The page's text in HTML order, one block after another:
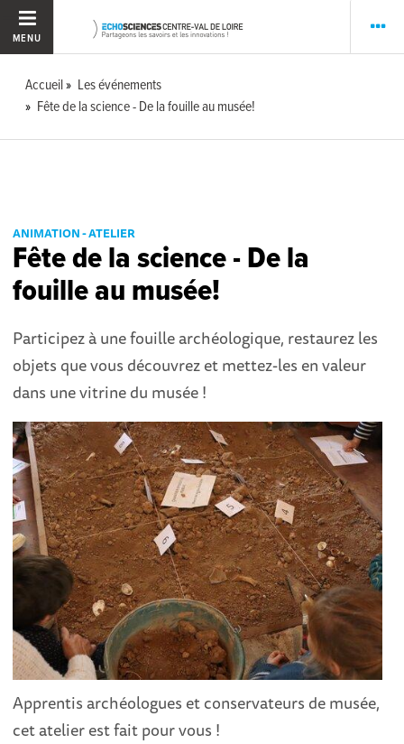
MENU
Accueil
Les événements
Fête de la science - De la fouille au musée!
ANIMATION - ATELIER
Fête de la science - De la
fouille au musée!
Participez à une fouille archéologique, restaurez les
objets que vous découvrez et mettez-les en valeur
dans une vitrine du musée !
Apprentis archéologues et conservateurs de musée,
cet atelier est fait pour vous !